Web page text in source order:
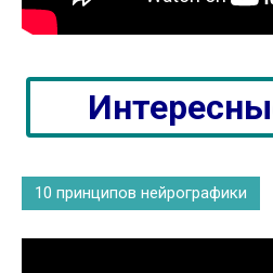
10 принципов нейрографики